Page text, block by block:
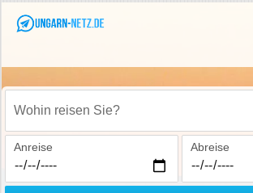
Wohin reisen Sie?
Anreise Abreise